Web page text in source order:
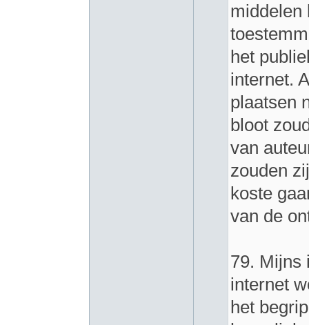
middelen
het
internet.
plaatsen
bloot
van
zouden
koste
van de
79. Mijns
internet
het